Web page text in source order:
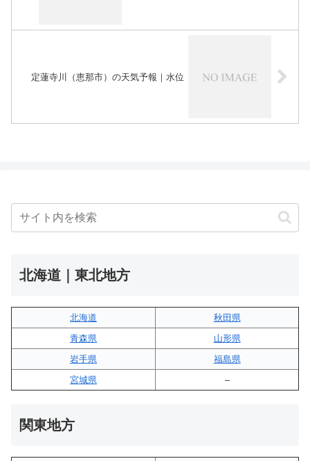
定蓮寺川（恵那市）の天気予報｜水位
北海道｜東北地方
北海道
秋田県
青森県
山形県
岩手県
福島県
宮城県
–
関東地方